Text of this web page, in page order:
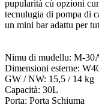
pupularità cù opzioni
tecnulugia di pompa di
un mini bar adattu per
Nimu di mudellu: M-
Dimensioni esterne:
GW / NW: 15,5 / 14 kg
Capacità: 30L
Porta: Porta Schiuma